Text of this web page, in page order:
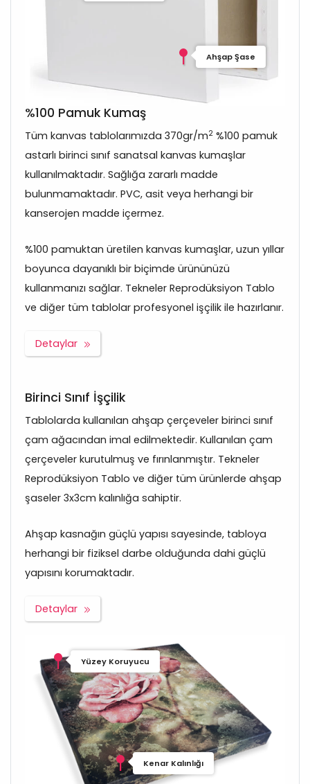
Ahşap Şase
%100 Pamuk Kumaş
Tüm kanvas tablolarımızda 370gr/m2 %100 pamuk
astarlı birinci sınıf sanatsal kanvas kumaşlar
kullanılmaktadır. Sağlığa zararlı madde
bulunmamaktadır. PVC, asit veya herhangi bir
kanserojen madde içermez.
%100 pamuktan üretilen kanvas kumaşlar, uzun yıllar
boyunca dayanıklı bir biçimde ürününüzü
kullanmanızı sağlar. Tekneler Reprodüksiyon Tablo
ve diğer tüm tablolar profesyonel işçilik ile hazırlanır.
Detaylar
Birinci Sınıf İşçilik
Tablolarda kullanılan ahşap çerçeveler birinci sınıf
çam ağacından imal edilmektedir. Kullanılan çam
çerçeveler kurutulmuş ve fırınlanmıştır. Tekneler
Reprodüksiyon Tablo ve diğer tüm ürünlerde ahşap
şaseler 3x3cm kalınlığa sahiptir.
Ahşap kasnağın güçlü yapısı sayesinde, tabloya
herhangi bir fiziksel darbe olduğunda dahi güçlü
yapısını korumaktadır.
Detaylar
Yüzey Koruyucu
Kenar Kalınlığı